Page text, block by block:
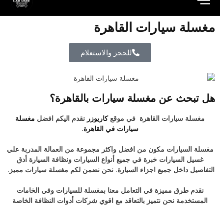
مغسلة سيارات القاهرة
للحجز والاستعلام
هل تبحث عن مغسلة سيارات بالقاهرة؟
مغسلة سيارات القاهرة في موقع كاريوزر نقدم اليكم افضل مغسلة
سيارات في القاهرة.
مغسلة السيارات مكون من افضل واكثر مجموعة من العمالة المدربة علي
غسيل السيارات خبرة في جميع أنواع السيارات ونظافة السيارة أدق
التفاصيل داخل جميع اجزاء السيارة. نحن نضمن لكم مغسلة سيارات مميز.
نقدم طرق مميزة في التعامل معنا بمغسلة للسيارات وفي الخامات
المستخدمة نحن نتميز بالتعاقد مع اقوي شركات أدوات النظافة الخاصة